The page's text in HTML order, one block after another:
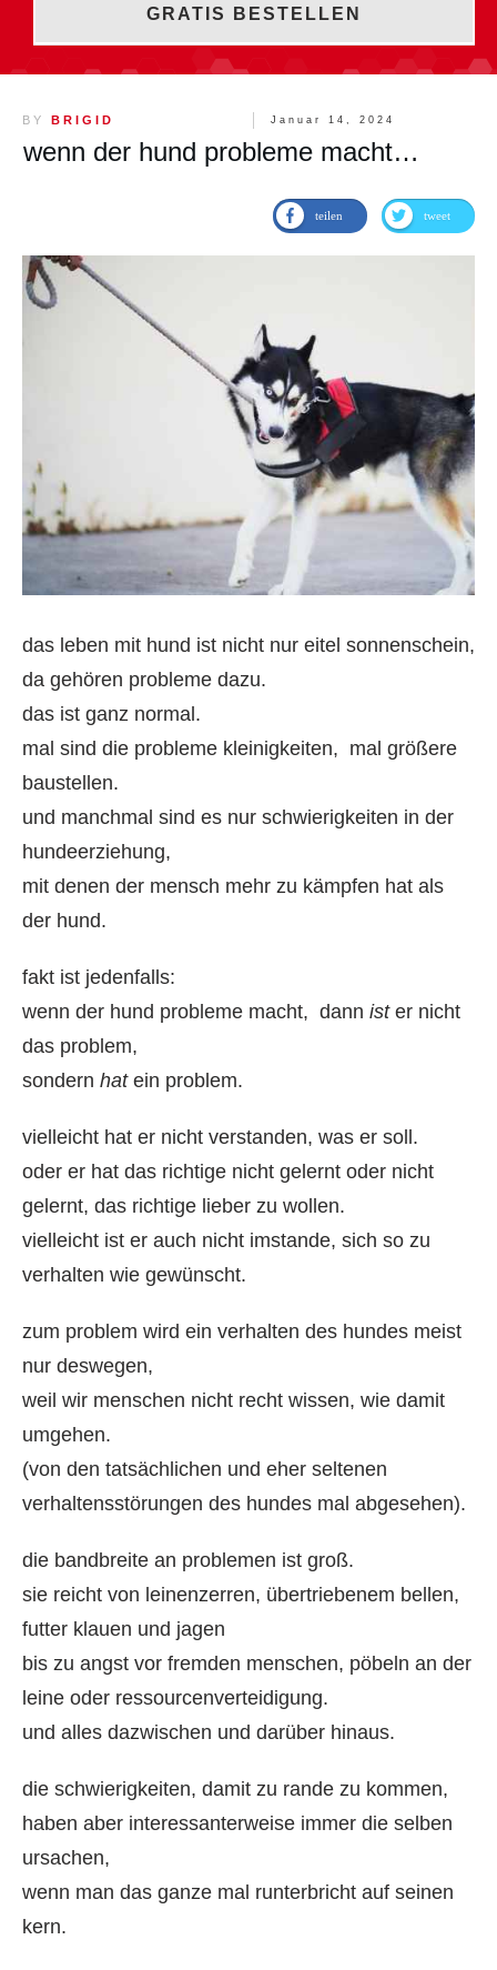
GRATIS BESTELLEN
BY BRIGID Januar 14, 2024
wenn der hund probleme macht…
teilen tweet
das leben mit hund ist nicht nur eitel sonnenschein,
da gehören probleme dazu.
das ist ganz normal.
mal sind die probleme kleinigkeiten, mal größere
baustellen.
und manchmal sind es nur schwierigkeiten in der
hundeerziehung,
mit denen der mensch mehr zu kämpfen hat als
der hund.
fakt ist jedenfalls:
wenn der hund probleme macht, dann ister nicht
das problem,
sondern hatein problem.
vielleicht hat er nicht verstanden, was er soll.
oder er hat das richtige nicht gelernt oder nicht
gelernt, das richtige lieber zu wollen.
vielleicht ist er auch nicht imstande, sich so zu
verhalten wie gewünscht.
zum problem wird ein verhalten des hundes meist
nur deswegen,
weil wir menschen nicht recht wissen, wie damit
umgehen.
(von den tatsächlichen und eher seltenen
verhaltensstörungen des hundes mal abgesehen).
die bandbreite an problemen ist groß.
sie reicht von leinenzerren, übertriebenem bellen,
futter klauen und jagen
bis zu angst vor fremden menschen, pöbeln an der
leine oder ressourcenverteidigung.
und alles dazwischen und darüber hinaus.
die schwierigkeiten, damit zu rande zu kommen,
haben aber interessanterweise immer die selben
ursachen,
wenn man das ganze mal runterbricht auf seinen
kern.